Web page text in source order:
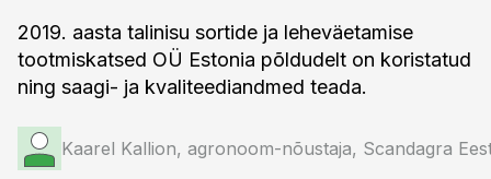
2019. aasta talinisu sortide ja leheväetamise
tootmiskatsed OÜ Estonia põldudelt on koristatud
ning saagi- ja kvaliteediandmed teada.
Kaarel Kallion, agronoom-nõustaja, Scandagra